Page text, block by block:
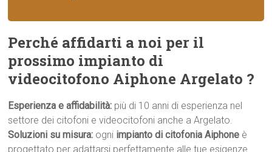
Perché affidarti a noi per il
prossimo impianto di
videocitofono Aiphone Argelato ?
Esperienza e affidabilità: più di 10 anni di esperienza nel
settore dei citofoni e videocitofoni anche a Argelato.
Soluzioni su misura: ogni impianto di citofonia Aiphone è
progettato per adattarsi perfettamente alle tue esigenze.